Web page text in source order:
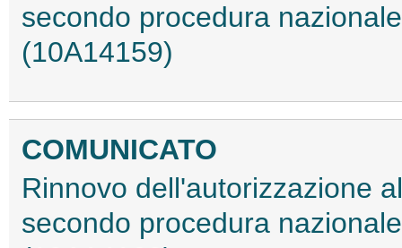
secondo procedura
(10A14159)
COMUNICATO
Rinnovo dell'autorizzazione
secondo procedura